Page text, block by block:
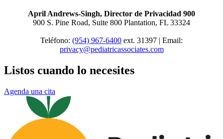
April Andrews-Singh, Director de Privacidad 900
900 S. Pine Road, Suite 800 Plantation, FL 33324
Teléfono: (954) 967-6400 ext. 31397 | Email:
privacy@pediatricassociates.com
Listos cuando lo necesites
Agenda una cita